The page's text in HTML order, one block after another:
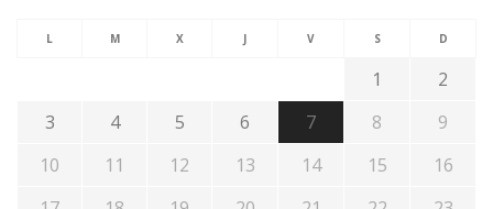
L M X J V S D
1
2
3
4 5 6 7 8
9
10
11 12 13 14 15
16